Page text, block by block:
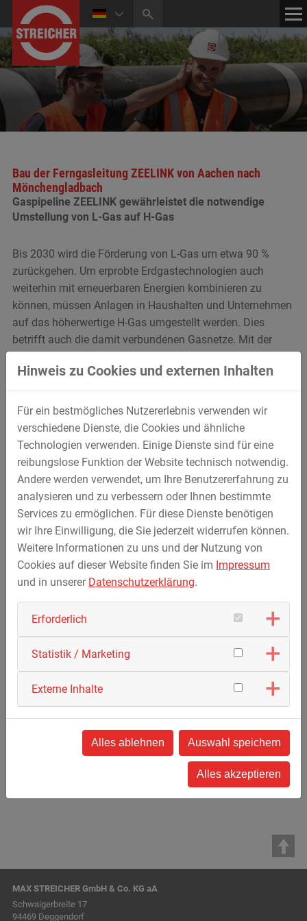
HOME KONTAKT
MEDIATHEK
Bau der Ferngasleitung ZEELINK von Aachen nach
Mönchengladbach
Gaspipeline ZEELINK gewährleistet die notwendige
Umstellung von L-Gas auf H-Gas
Bis 2030 wird die Förderung von L-Gas um etwa 90 %
zurückgehen. Um erprobte Erdgastechnologien auch
weiterhin mit erneuerbaren Energien kombinieren zu
können, müssen Anlagen in Haushalten und Unternehmen
auf das höherwertige H-Gas umgestellt werden. Dies
betrifft auch die damit verbundenen Gasnetze. Mit der
gewährleistet. Das Infrastrukturprojekt ZEELINK ist Teil
des aktuellen Netzentwicklungsplans Gas der
Bundesnetzagentur:Im Auftrag der Open Grid Europe
GmbH (OGE) führte STREICHER im Rahmen des Projektes
in ARGE zwei Baulose mit einer Länge von ingesamt 61,3
km aus. Die Pipeline verläuft auf einer Gesamtlänge von
ca. 215 km westlich des Ruhrgebiets. Zum Projekt
gehörten darüber hinaus der Neubau einer
Verdichterstation bei Aachen sowie drei Gas-Druckregel-
und Messanlagen.
MAX STREICHER GmbH & Co. KG aA
Schwaigerbreite 17
94469 Deggendorf
Hinweis zu Cookies und externen Inhalten
Für ein bestmögliches Nutzererlebnis verwenden wir
verschiedene Dienste, die Cookies und ähnliche
Technologien verwenden. Einige Dienste sind für eine
reibungslose Funktion der Website technisch notwendig.
Andere werden verwendet, um Ihre Benutzererfahrung zu
analysieren und zu verbessern oder Ihnen bestimmte
Services zu ermöglichen. Für diese Dienste benötigen
wir Ihre Einwilligung, die Sie jederzeit widerrufen können.
Weitere Informationen zu uns und der Nutzung von
Cookies auf dieser Website finden Sie im Impressum
und in unserer Datenschutzerklärung.
Erforderlich
Statistik / Marketing
Externe Inhalte
Alles ablehnen Auswahl speichern
Alles akzeptieren